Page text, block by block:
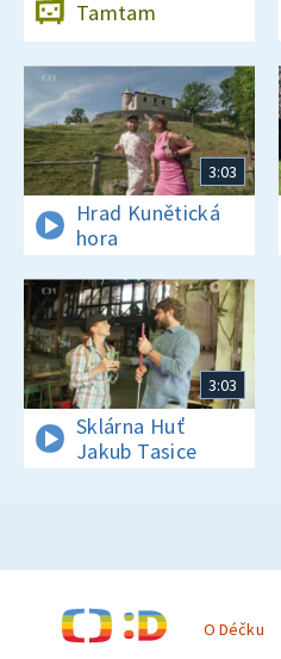
Tamtam
3:03
Hrad Kunětická
hora
3:03
Sklárna Huť
Jakub Tasice
O Déčku